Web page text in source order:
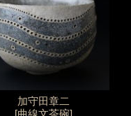
加守田章二
[曲線文茶碗]